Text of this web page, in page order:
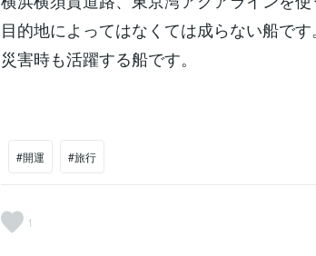
目的地によってはなくては成らない船です。
災害時も活躍する船です。
#開運 #旅行
1